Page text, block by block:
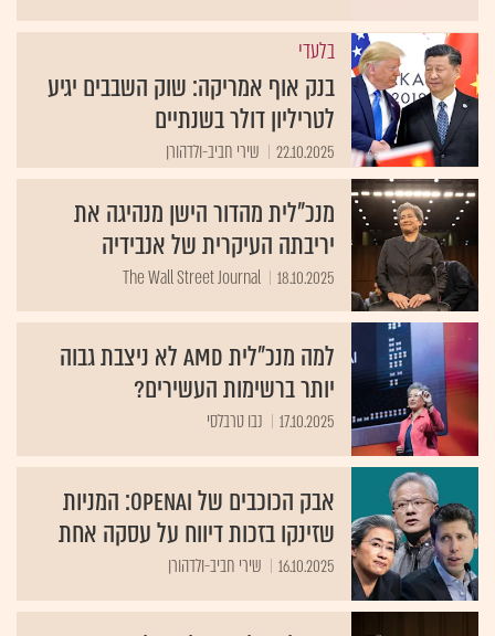
בלעדי
בנק אוף אמריקה: שוק השבבים יגיע
לטריליון דולר בשנתיים
22.10.2025 שירי חביב-ולדהורן
מנכ"לית מהדור הישן מנהיגה את
יריבתה העיקרית של אנבידיה
18.10.2025
The Wall Street Journal
למה מנכ"לית AMD לא ניצבת גבוה
יותר ברשימות העשירים?
17.10.2025 נבו טרבלסי
אבק הכוכבים של OpenAI: המניות
שזינקו בזכות דיווח על עסקה אחת
16.10.2025 שירי חביב-ולדהורן